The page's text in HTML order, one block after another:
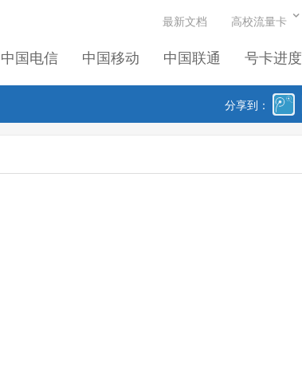
中国电信 中国移动 中国联通 号卡进度
最新文档 高校流量卡
分享到：